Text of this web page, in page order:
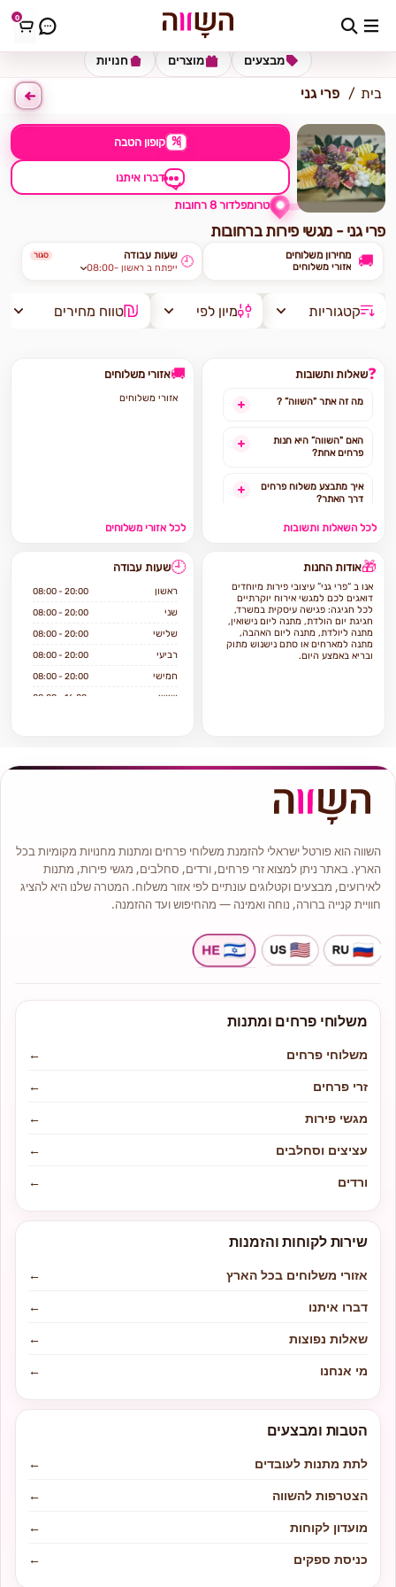
0 כתובת למשלוח הזינו כתובת
חנויות מוצרים מבצעים
בית פרי גני
% קופון הטבה
דברו איתנו
טרומפלדור 8 רחובות
פרי גני - מגשי פירות ברחובות
מחירון משלוחים
אזורי משלוחים 🚚 שעות עבודה סגור
08:00- ייפתח ב ראשון 🕘
קטגוריות מיון לפי טווח מחירים
❓שאלות ותשובות
מה זה אתר "השווה” ?
האם "השווה” היא חנות
פרחים אחת?
איך מתבצע משלוח פרחים
דרך האתר?
האם ניתן להזמין משלוח
להזמין משלוחים?
אילו מוצרים אפשר להזמין
באתר?
לכל השאלות ותשובות
🚚אזורי משלוחים
אזורי משלוחים
לכל אזורי משלוחים
🎁אודות החנות
אנו ב “פרי גני” עיצובי פירות מיוחדים
דואגים לכם למגשי אירוח יוקרתיים
לכל חגיגה: פגישה עיסקית במשרד,
חגיגת יום הולדת, מתנה ליום נישואין,
מתנה ליולדת, מתנה ליום האהבה,
מתנה למארחים או סתם נישנוש מתוק
ובריא באמצע היום.
🕘שעות עבודה
ראשון 08:00 - 20:00
שני 08:00 - 20:00
שלישי 08:00 - 20:00
רביעי 08:00 - 20:00
חמישי 08:00 - 20:00
שישי 08:00 - 16:00
השווה הוא פורטל ישראלי להזמנת משלוחי פרחים ומתנות מחנויות מקומיות בכל
הארץ. באתר ניתן למצוא זרי פרחים, ורדים, סחלבים, מגשי פירות, מתנות
לאירועים, מבצעים וקטלוגים עונתיים לפי אזור משלוח. המטרה שלנו היא להציג
חוויית קנייה ברורה, נוחה ואמינה — מהחיפוש ועד ההזמנה.
משלוחי פרחים ומתנות
משלוחי פרחים
←
זרי פרחים
←
מגשי פירות
←
עציצים וסחלבים
←
ורדים
←
שירות לקוחות והזמנות
אזורי משלוחים בכל הארץ
←
דברו איתנו
←
שאלות נפוצות
←
מי אנחנו
←
הטבות ומבצעים
לתת מתנות לעובדים
←
הצטרפות להשווה
←
מועדון לקוחות
←
כניסת ספקים
←